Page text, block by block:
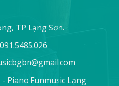
TP Lạng Sơn.
091.5485.026
- Piano Funmusic Lạng